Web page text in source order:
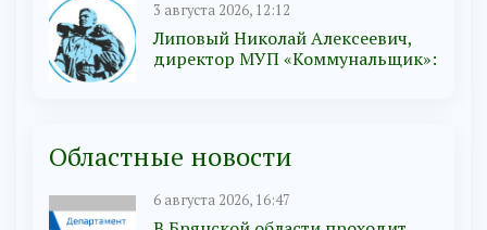
3 августа 2026, 12:12
Липовый Николай Алексеевич,
директор МУП «Коммунальщик»:
Областные новости
6 августа 2026, 16:47